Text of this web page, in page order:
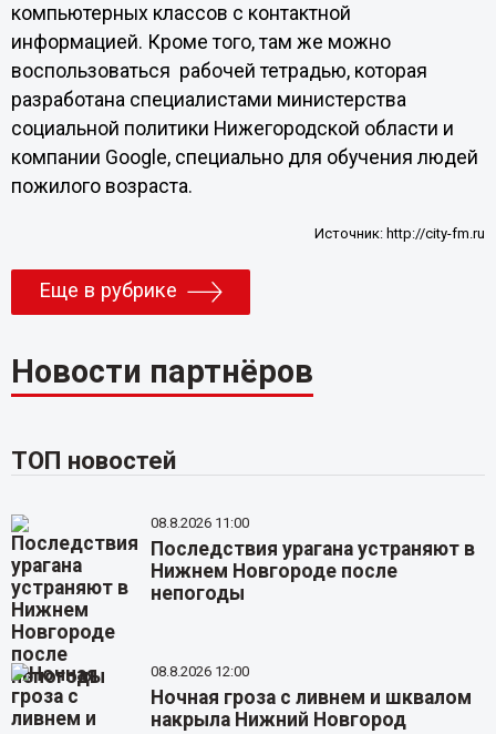
компьютерных классов с контактной
информацией. Кроме того, там же можно
воспользоваться рабочей тетрадью, которая
разработана специалистами министерства
социальной политики Нижегородской области и
компании Google, специально для обучения людей
пожилого возраста.
Источник: http://city-fm.ru
Еще в рубрике
Новости партнёров
ТОП новостей
08.8.2026 11:00
Последствия урагана устраняют в
Нижнем Новгороде после
непогоды
08.8.2026 12:00
Ночная гроза с ливнем и шквалом
накрыла Нижний Новгород